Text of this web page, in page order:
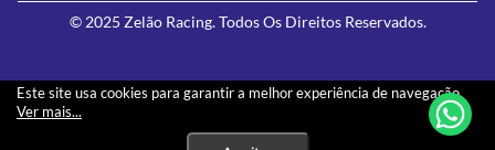
Este site usa cookies para garantir a melhor experiência de navegação.
Ver mais...
© 2025 Zelão Racing. Todos Os Direitos Reservados.
Os preços e condições de pagamento apresentados neste site não necessariamente